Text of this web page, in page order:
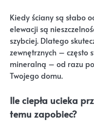
Kiedy ściany są słabo
elewacji są
szybciej. Dlatego
zewnętrznych – często
mineralną – od razu
Twojego domu.
Ile ciepła ucieka
temu zapobiec?